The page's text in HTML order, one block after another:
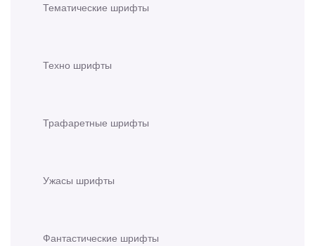
Тематические шрифты
Техно шрифты
Трафаретные шрифты
Ужасы шрифты
Фантастические шрифты